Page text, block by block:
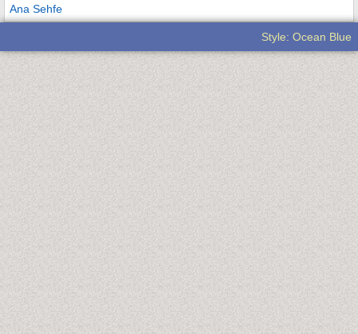
Ana Sehfe
Style: Ocean Blue